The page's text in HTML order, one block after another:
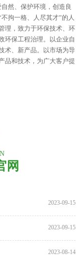
然、保护环境，创造良
拘一格、人尽其才”的人
理，致力于环保技术、环
环保工程治理。以企业自
术、新产品。以市场为导
品和技术，为广大客户提
网
2023-09-15
2023-09-15
2023-08-14